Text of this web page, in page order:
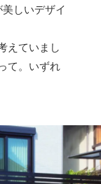
しいデザイ
えていまし
て。いずれ